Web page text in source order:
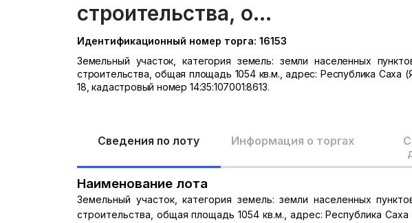
строительства, о...
Идентификационный номер торга: 16153
Земельный участок, категория земель: земли населенных
строительства, общая площадь 1054 кв.м., адрес: Республика Саха
18, кадастровый номер 14:35:107001:8613.
Сведения по лоту Информация о торгах
Наименование лота
Земельный участок, категория земель: земли населенных
строительства, общая площадь 1054 кв.м., адрес: Республика